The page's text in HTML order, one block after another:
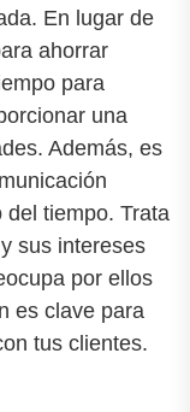
En lugar de
ahorrar
para
una
Además, es
tiempo. Trata
sus intereses
por ellos
es clave para
tus clientes.